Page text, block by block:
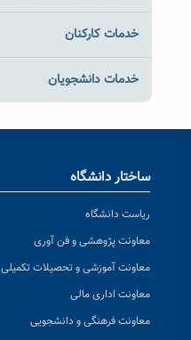
خدمات کارکنان
خدمات دانشجویان
ساختار دانشگاه
ریاست دانشگاه
معاونت پژوهشی و فن آوری
معاونت آموزشی و تحصیلات تکمیلی
معاونت اداری مالی
معاونت فرهنگی و دانشجویی